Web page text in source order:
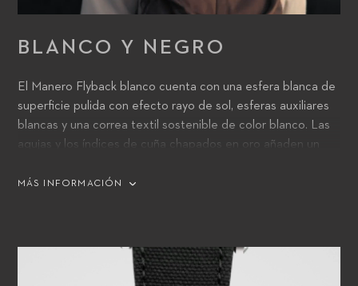
BLANCO Y NEGRO
El Manero Flyback blanco cuenta con una esfera blanca de
superficie pulida con efecto rayo de sol, esferas auxiliares
blancas y una correa textil sostenible de color blanco. Las
agujas y los índices de cuña chapados en oro añaden un
MÁS INFORMACIÓN